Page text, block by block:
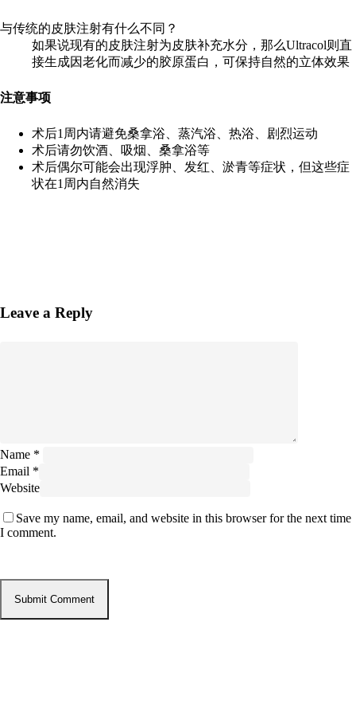
与传统的皮肤注射有什么不同？
如果说现有的皮肤注射为皮肤补充水分，那么Ultracol则直
接生成因老化而减少的胶原蛋白，可保持自然的立体效果
注意事项
术后1周内请避免桑拿浴、蒸汽浴、热浴、剧烈运动
术后请勿饮酒、吸烟、桑拿浴等
术后偶尔可能会出现浮肿、发红、淤青等症状，但这些症
状在1周内自然消失
Leave a Reply
Name *
Email *
Website
Save my name, email, and website in this browser for the next time
I comment.